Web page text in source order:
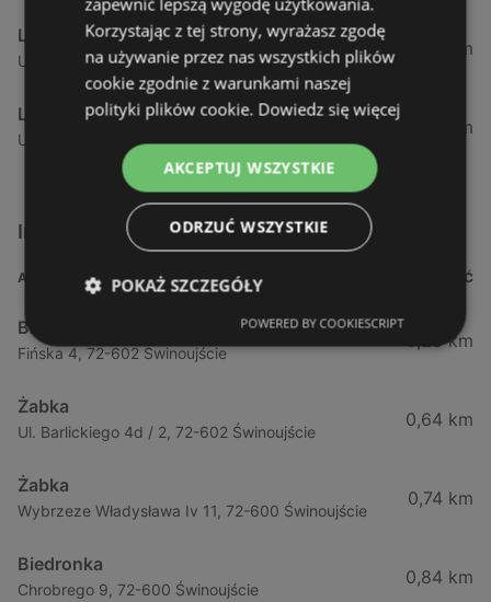
Lidl
Ul. Tarnowska 21 14a, 72-010 Police
43,12 km
Lidl
Ul. Wkrzańska 2 2, 72-010 Police
44,77 km
Inne sklepy Supermarkety w pobliżu
ADRES ODLEGŁOŚĆ
Biedronka
Fińska 4, 72-602 Świnoujście
0,23 km
Żabka
Ul. Barlickiego 4d / 2, 72-602 Świnoujście
0,64 km
Żabka
Wybrzeze Władysława Iv 11, 72-600 Świnoujście
0,74 km
Biedronka
Chrobrego 9, 72-600 Świnoujście
0,84 km
Korzystając z tej strony, wyrażasz zgodę
na używanie przez nas wszystkich plików
cookie zgodnie z warunkami naszej
polityki plików cookie. Dowiedz się więcej
AKCEPTUJ WSZYSTKIE
ODRZUĆ WSZYSTKIE
POKAŻ SZCZEGÓŁY
POWERED BY COOKIESCRIPT